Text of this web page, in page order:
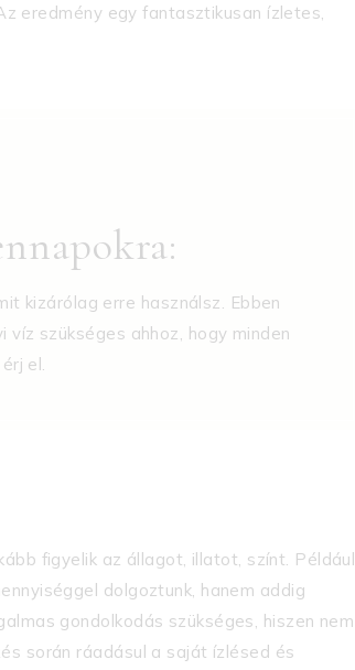
eredmény egy fantasztikusan ízletes,
kizárólag erre használsz. Ebben
szükséges ahhoz, hogy minden
el.
figyelik az állagot, illatot, színt. Például
dolgoztunk, hanem addig
gondolkodás szükséges, hiszen nem
során ráadásul a saját ízlésed és